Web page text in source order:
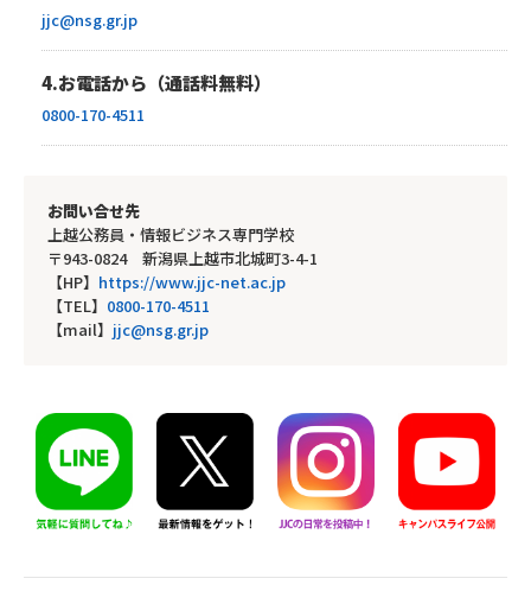
jjc@nsg.gr.jp
4.お電話から（通話料無料）
0800-170-4511
お問い合せ先
上越公務員・情報ビジネス専門学校
〒943-0824 新潟県上越市北城町3-4-1
【HP】 https://www.jjc-net.ac.jp
【TEL】 0800-170-4511
【mail】 jjc@nsg.gr.jp